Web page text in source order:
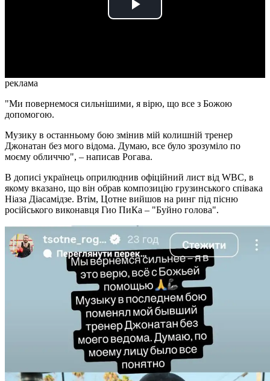
Play
реклама
"Ми повернемося сильнішими, я вірю, що все з Божою
допомогою.
Музику в останньому бою змінив мій колишній тренер
Джонатан без мого відома. Думаю, все було зрозуміло по
моєму обличчю", – написав Рогава.
В дописі українець оприлюднив офіційний лист від WBC, в
якому вказано, що він обрав композицію грузинського співака
Ніаза Діасамідзе. Втім, Цотне вийшов на ринг під пісню
російського виконавця Гио ПиКа – "Буйно голова".